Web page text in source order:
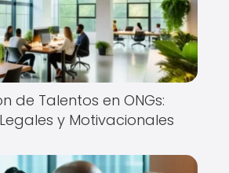
de Talentos en ONGs:
y Motivacionales